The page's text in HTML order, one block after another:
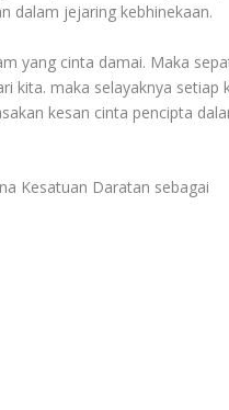
dalam jejaring kebhinekaan.
yang cinta damai. Maka
kita. maka selayaknya setiap
kesan cinta pencipta
Kesatuan Daratan sebagai